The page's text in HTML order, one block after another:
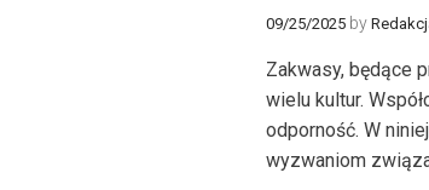
09/25/2025 by
Zakwasy, będące
wielu kultur.
odporność. W
wyzwaniom